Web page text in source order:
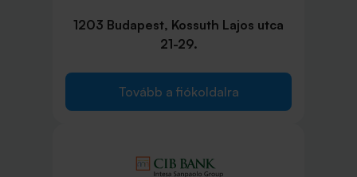
1203 Budapest, Kossuth Lajos utca
21-29.
Tovább a fiókoldalra